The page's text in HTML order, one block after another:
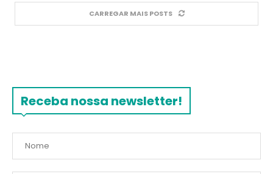
CARREGAR MAIS POSTS
Receba nossa newsletter!